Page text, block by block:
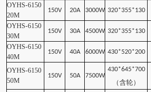
OYHS-6150
20M
150V 20A 3000W 320*355*130
OYHS-6150
30M
150V 30A 4500W 320*355*130
OYHS-6150
40M
150V 40A 6000W 430*520*200
OYHS-6150
50M
150V 50A 7500W
430*645*700
（含轮）